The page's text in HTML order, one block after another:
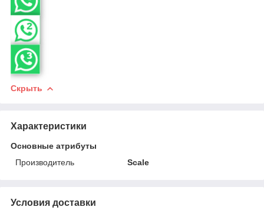
Скрыть
Характеристики
Основные атрибуты
Производитель
Scale
Условия доставки